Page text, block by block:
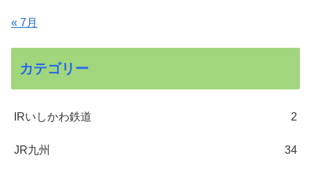
« 7月
カテゴリー
IRいしかわ鉄道 2
JR九州 34